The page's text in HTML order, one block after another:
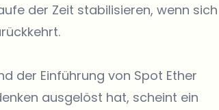
der Zeit stabilisieren, wenn sich
der Einführung von Spot Ether
ausgelöst hat, scheint ein